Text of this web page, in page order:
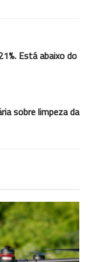
Está abaixo do
sobre limpeza da